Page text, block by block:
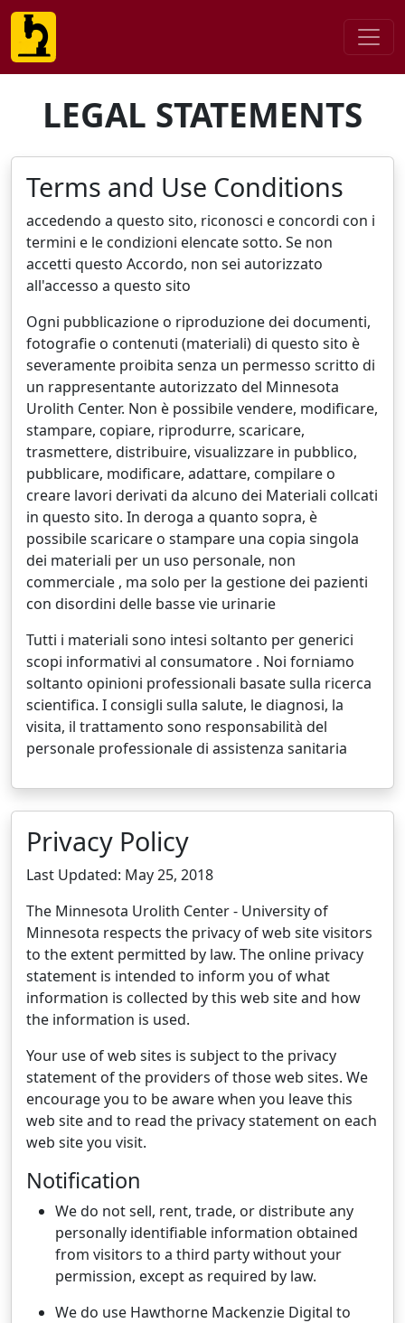
LEGAL STATEMENTS
Terms and Use Conditions
accedendo a questo sito, riconosci e concordi con i
termini e le condizioni elencate sotto. Se non
accetti questo Accordo, non sei autorizzato
all'accesso a questo sito
Ogni pubblicazione o riproduzione dei documenti,
fotografie o contenuti (materiali) di questo sito è
severamente proibita senza un permesso scritto di
un rappresentante autorizzato del Minnesota
Urolith Center. Non è possibile vendere, modificare,
stampare, copiare, riprodurre, scaricare,
trasmettere, distribuire, visualizzare in pubblico,
pubblicare, modificare, adattare, compilare o
creare lavori derivati da alcuno dei Materiali collcati
in questo sito. In deroga a quanto sopra, è
possibile scaricare o stampare una copia singola
dei materiali per un uso personale, non
commerciale , ma solo per la gestione dei pazienti
con disordini delle basse vie urinarie
Tutti i materiali sono intesi soltanto per generici
scopi informativi al consumatore . Noi forniamo
soltanto opinioni professionali basate sulla ricerca
scientifica. I consigli sulla salute, le diagnosi, la
visita, il trattamento sono responsabilità del
personale professionale di assistenza sanitaria
Privacy Policy
Last Updated: May 25, 2018
The Minnesota Urolith Center - University of
Minnesota respects the privacy of web site visitors
to the extent permitted by law. The online privacy
statement is intended to inform you of what
information is collected by this web site and how
the information is used.
Your use of web sites is subject to the privacy
statement of the providers of those web sites. We
encourage you to be aware when you leave this
web site and to read the privacy statement on each
web site you visit.
Notification
We do not sell, rent, trade, or distribute any
personally identifiable information obtained
from visitors to a third party without your
permission, except as required by law.
We do use Hawthorne Mackenzie Digital to